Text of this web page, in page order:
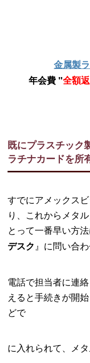
金属製
年会費 "全額
既にプラスチック
ラチナカードを所
すでにアメックス
り、これからメタ
とって一番早い方
デスク 』に問い合
電話で担当者に連
えると手続きが開
どで
に入れられて、メ